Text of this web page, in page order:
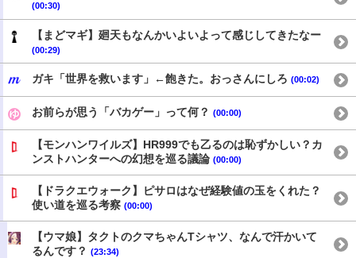
(00:30)
【まどマギ】廻天もなんかいよいよって感じしてきたなー
(00:29)
ガキ「世界を救います」←飽きた。おっさんにしろ (00:02)
お前らが思う「バカゲー」って何？ (00:00)
【モンハンワイルズ】HR999でも乙るのは恥ずかしい？カ
ンストハンターへの幻想を巡る議論 (00:00)
【ドラクエウォーク】ピサロはなぜ経験値の玉をくれた？
使い道を巡る考察 (00:00)
【ウマ娘】タクトのクマちゃんTシャツ、なんで汗かいて
るんです？ (23:34)